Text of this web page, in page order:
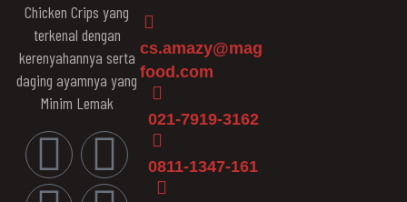
cs.amazy@mag
food.com
021-7919-3162
0811-1347-161
Chicken Crips yang
terkenal dengan
kerenyahannya serta
daging ayamnya yang
Minim Lemak